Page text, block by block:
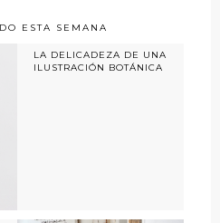
ESTA SEMANA
LA DELICADEZA DE UNA
ILUSTRACIÓN BOTÁNICA